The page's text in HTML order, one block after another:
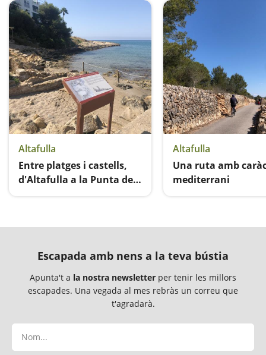
Altafulla
Entre platges i castells,
d'Altafulla a la Punta de
Altafulla
Una ruta amb
mediterrani
Escapada amb nens a la teva bústia
Apunta't a la nostra newsletter per tenir les millors
escapades. Una vegada al mes rebràs un correu que
t'agradarà.